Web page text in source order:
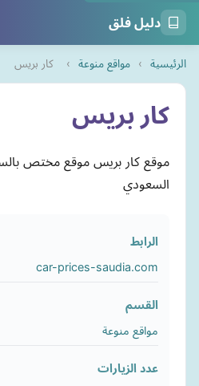
دليل فلق
الرئيسية › مواقع منوعة › كار بريس
كار بريس
موقع كار بريس موقع مختص
السعودي
الرابط
car-prices-saudia.com
القسم
مواقع منوعة
عدد الزيارات